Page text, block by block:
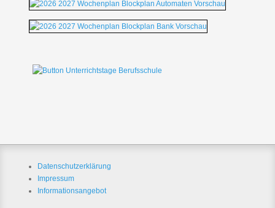
Datenschutzerklärung
Impressum
Informationsangebot